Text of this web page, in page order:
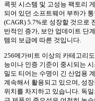
콕핏 시스템 및 고성능 팩토리
되어 있던 소프트웨어 부하가
(CAGR) 5.7%로 성장할 것으로
반적인 증가, 보안 업데이트 단
템의 보급에 따른 것입니다.
256메가비트 이상의 카테고리
능이나 인증 기준이 중시되는
밀도 티어는 수명이 긴 산업용
계속해서 활용되고 있으며, 성
위치를 차지하고 있습니다. 독